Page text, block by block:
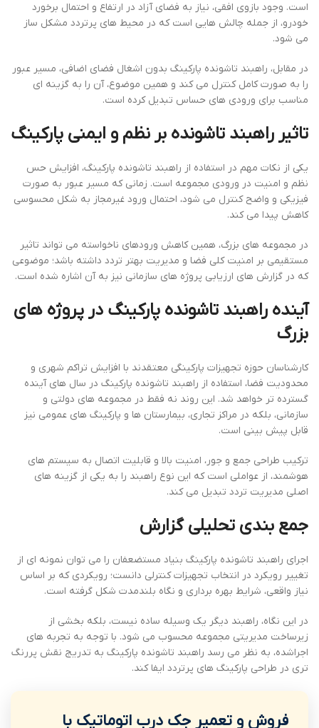
است. وجود بازوی افقی، نیاز به فضای آزاد در ارتفاع و احتمال برخورد
خودرو، از جمله چالش هایی است که در محیط های پرتردد مشکل ساز
می شود.
در مقابل، راهبند تاشونده پارکینگ بدون اشغال فضای اضافی، مسیر عبور
را به صورت کامل کنترل می کند و همین موضوع، آن را به گزینه ای
مناسب برای ورودی های حساس تبدیل کرده است.
تاثیر راهبند تاشونده بر نظم و ایمنی پارکینگ
یکی از نکات مهم در استفاده از راهبند تاشونده پارکینگ، افزایش حس
نظم و امنیت در ورودی مجموعه است. زمانی که مسیر عبور به صورت
فیزیکی و واضح کنترل می شود، احتمال ورود غیرمجاز به شکل محسوسی
کاهش پیدا می کند.
در مجموعه های بزرگ، همین کاهش ورودهای ناخواسته می تواند تاثیر
مستقیمی بر امنیت کلی فضا و مدیریت بهتر تردد داشته باشد؛ موضوعی
که در گزارش های ارزیابی پروژه های سازمانی نیز به آن اشاره شده است.
آینده راهبند تاشونده پارکینگ در پروژه های
بزرگ
کارشناسان حوزه تجهیزات پارکینگی معتقدند با افزایش تراکم شهری و
محدودیت فضا، استفاده از راهبند تاشونده پارکینگ در سال های آینده
گسترده تر خواهد شد. این روند نه فقط در مجموعه های دولتی و
سازمانی، بلکه در مراکز تجاری، بیمارستان ها و پارکینگ های عمومی نیز
قابل پیش بینی است.
ترکیب طراحی جمع و جور، امنیت بالا و قابلیت اتصال به سیستم های
هوشمند، از عواملی است که این نوع راهبند را به یکی از گزینه های
اصلی مدیریت تردد تبدیل می کند.
جمع بندی تحلیلی گزارش
اجرای راهبند تاشونده پارکینگ بنیاد مستضعفان را می توان نمونه ای از
تغییر رویکرد در انتخاب تجهیزات کنترلی دانست؛ رویکردی که بر اساس
نیاز واقعی، شرایط بهره برداری و نگاه بلندمدت شکل گرفته است.
در این نگاه، راهبند دیگر یک وسیله ساده نیست، بلکه بخشی از
زیرساخت مدیریتی مجموعه محسوب می شود. با توجه به تجربه های
اجراشده، به نظر می رسد راهبند تاشونده پارکینگ به تدریج نقش پررنگ
تری در طراحی پارکینگ های پرتردد ایفا کند.
فروش و تعمیر جک درب اتوماتیک با